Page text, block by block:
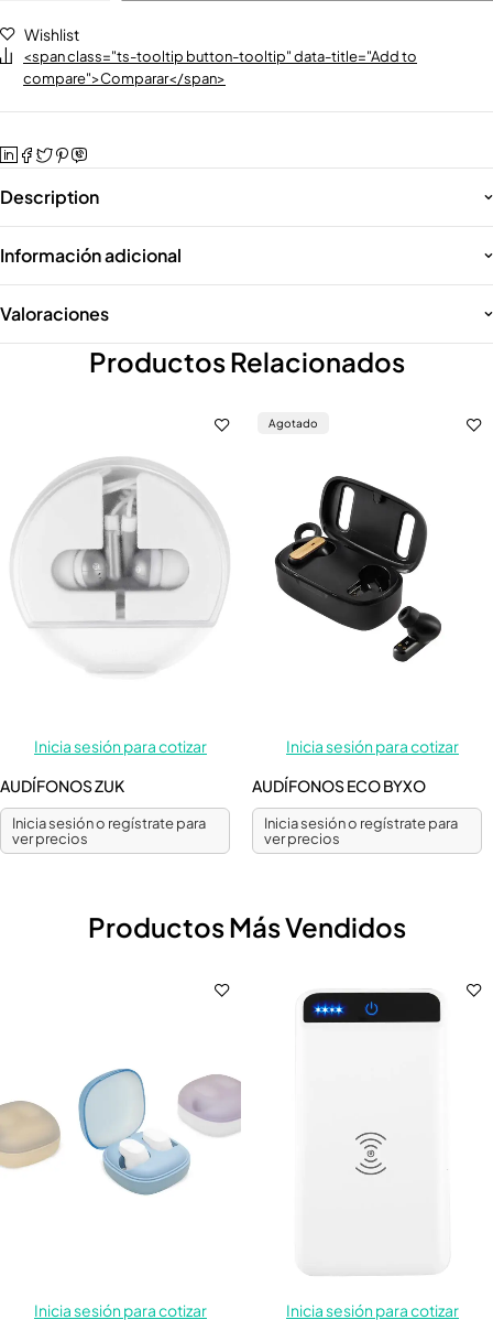
Wishlist
<span class="ts-tooltip button-tooltip" data-title="Add to
compare">Comparar</span>
Description
Información adicional
Valoraciones
Productos Relacionados
Inicia sesión para cotizar
AUDÍFONOS ZUK
Inicia sesión o regístrate para
ver precios
Agotado
Inicia sesión para cotizar
AUDÍFONOS ECO BYXO
Inicia sesión o regístrate para
ver precios
Productos Más Vendidos
Inicia sesión para cotizar
Inicia sesión para cotizar